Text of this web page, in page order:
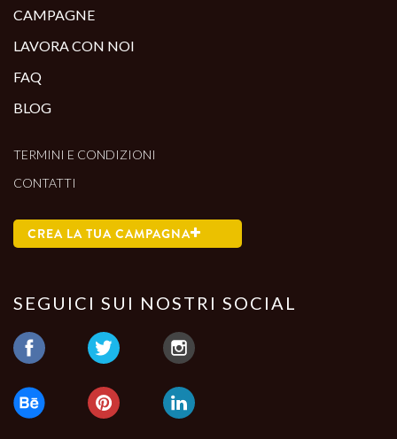
CAMPAGNE
LAVORA CON NOI
FAQ
BLOG
TERMINI E CONDIZIONI
CONTATTI
CREA LA TUA CAMPAGNA
SEGUICI SUI NOSTRI SOCIAL